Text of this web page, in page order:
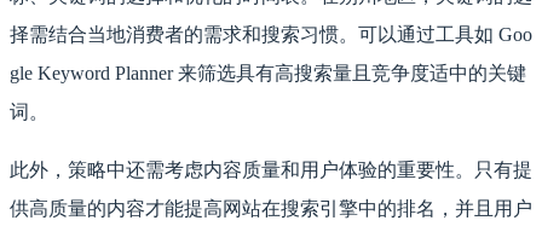
择需结合当地消费者的需求和搜索习惯。可以通过工具如 Goo
gle Keyword Planner 来筛选具有高搜索量且竞争度适中的关键
词。
此外，策略中还需考虑内容质量和用户体验的重要性。只有提
供高质量的内容才能提高网站在搜索引擎中的排名，并且用户